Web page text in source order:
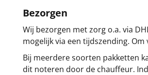
Bezorgen
Wij bezorgen met zorg o.a. via
mogelijk via een tijdszending.
Bij meerdere soorten pakketten
dit noteren door de chauffeur.